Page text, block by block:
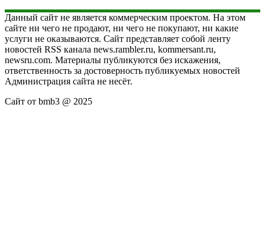
Данный сайт не является коммерческим проектом. На этом
сайте ни чего не продают, ни чего не покупают, ни какие
услуги не оказываются. Сайт представляет собой ленту
новостей RSS канала news.rambler.ru, kommersant.ru,
newsru.com. Материалы публикуются без искажения,
ответственность за достоверность публикуемых новостей
Администрация сайта не несёт.
Сайт от bmb3 @ 2025